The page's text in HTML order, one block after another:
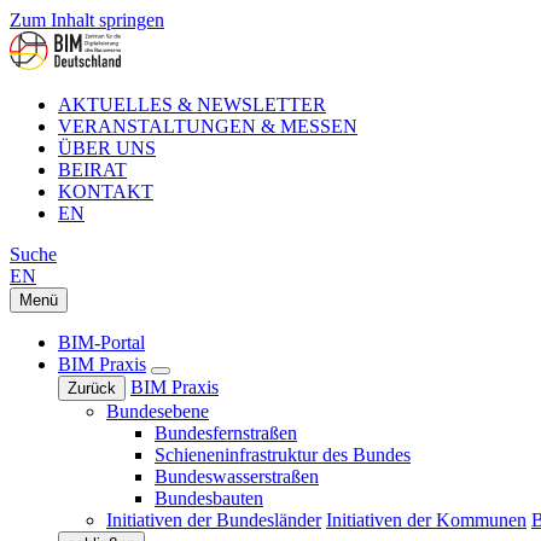
Zum Inhalt springen
AKTUELLES & NEWSLETTER
VERANSTALTUNGEN & MESSEN
ÜBER UNS
BEIRAT
KONTAKT
EN
Suche
EN
Menü
BIM-Portal
BIM Praxis
Zurück
BIM Praxis
Bundesebene
Bundesfernstraßen
Schieneninfrastruktur des Bundes
Bundeswasserstraßen
Bundesbauten
Initiativen der Bundesländer Initiativen der Kommunen